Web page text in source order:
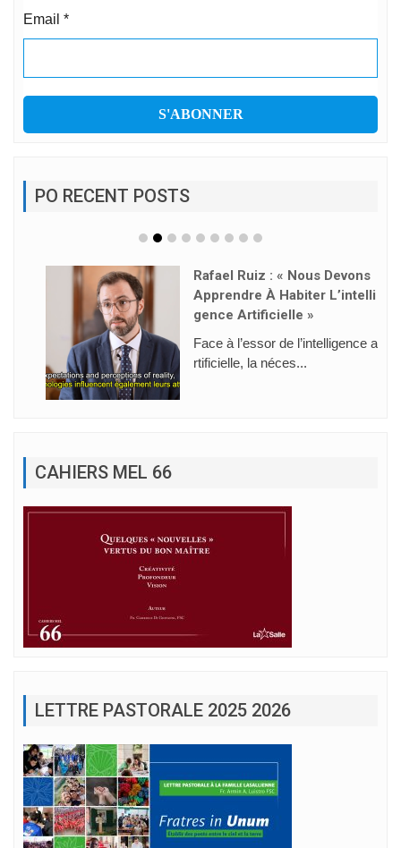
Email *
PO RECENT POSTS
Rafael Ruiz : « Nous Devons
Apprendre À Habiter L’intelli
Gence Artificielle »
Face à l’essor de l’intelligence a
rtificielle, la néces...
CAHIERS MEL 66
LETTRE PASTORALE 2025 2026